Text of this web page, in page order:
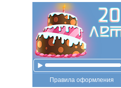
Правила оформления